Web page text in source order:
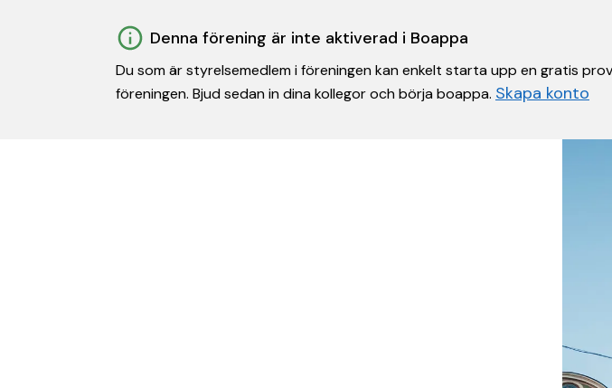
Denna förening är inte aktiverad i Boappa
Du som är styrelsemedlem i föreningen kan enkelt starta upp en gratis
föreningen. Bjud sedan in dina kollegor och börja boappa. Skapa konto